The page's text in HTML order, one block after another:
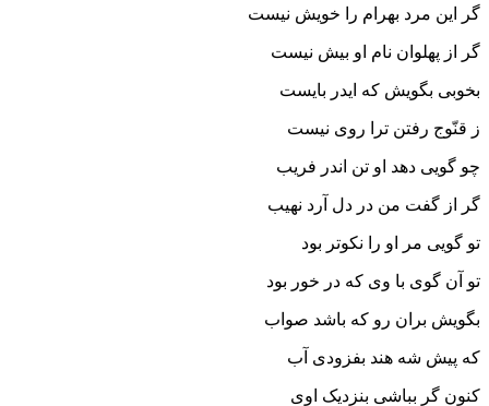
گر این مرد بهرام را خویش نیست
گر از پهلوان نام او بیش نیست‏
بخوبى بگویش که ایدر بایست
ز قنّوج رفتن ترا روى نیست‏
چو گویى دهد او تن اندر فریب
گر از گفت من در دل آرد نهیب‏
تو گویى مر او را نکوتر بود
تو آن گوى با وى که در خور بود
بگویش بران رو که باشد صواب
که پیش شه هند بفزودى آب‏
کنون گر بباشى بنزدیک اوى